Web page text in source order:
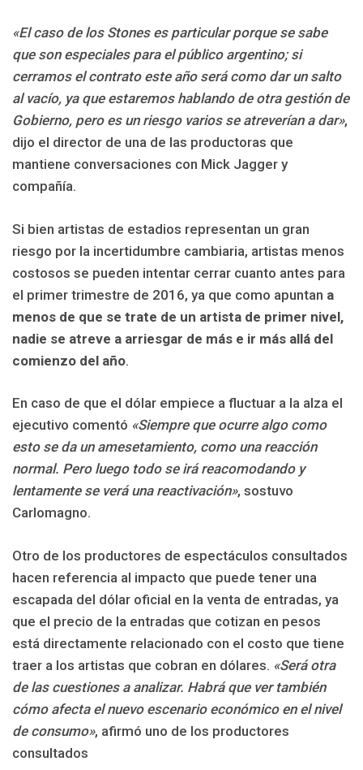
«El caso de los Stones es particular porque se sabe
que son especiales para el público argentino; si
cerramos el contrato este año será como dar un salto
al vacío, ya que estaremos hablando de otra gestión de
Gobierno, pero es un riesgo varios se atreverían a dar»,
dijo el director de una de las productoras que
mantiene conversaciones con Mick Jagger y
compañía.
Si bien artistas de estadios representan un gran
riesgo por la incertidumbre cambiaria, artistas menos
costosos se pueden intentar cerrar cuanto antes para
el primer trimestre de 2016, ya que como apuntan a
menos de que se trate de un artista de primer nivel,
nadie se atreve a arriesgar de más e ir más allá del
comienzo del año.
En caso de que el dólar empiece a fluctuar a la alza el
ejecutivo comentó «Siempre que ocurre algo como
esto se da un amesetamiento, como una reacción
normal. Pero luego todo se irá reacomodando y
lentamente se verá una reactivación», sostuvo
Carlomagno.
Otro de los productores de espectáculos consultados
hacen referencia al impacto que puede tener una
escapada del dólar oficial en la venta de entradas, ya
que el precio de la entradas que cotizan en pesos
está directamente relacionado con el costo que tiene
traer a los artistas que cobran en dólares. «Será otra
de las cuestiones a analizar. Habrá que ver también
cómo afecta el nuevo escenario económico en el nivel
de consumo», afirmó uno de los productores
consultados